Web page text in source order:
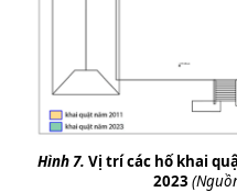
Hình 7. Vị trí các hố khai
2023